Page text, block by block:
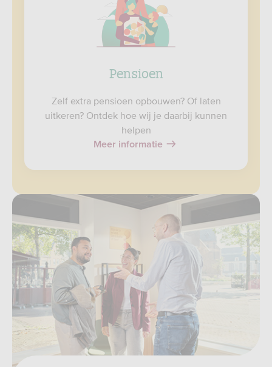
Pensioen
Zelf extra pensioen opbouwen? Of laten
uitkeren? Ontdek hoe wij je daarbij kunnen
helpen
Meer informatie